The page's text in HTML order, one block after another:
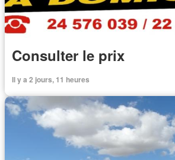
Consulter le prix
Il y a 2 jours, 11 heures